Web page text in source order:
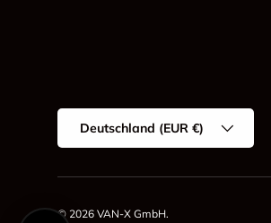
Land/Region
Deutschland (EUR €)
© 2026 VAN-X GmbH.